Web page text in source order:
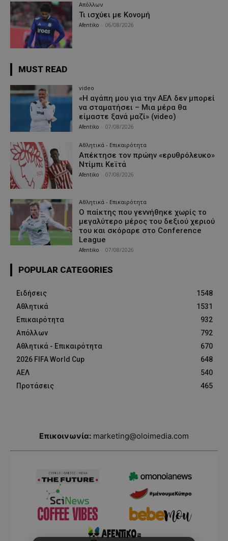
Απόλλων
Τι ισχύει με Κονομή
Afentiko 06/08/2026
MUST READ
video
«Η αγάπη μου για την ΑΕΛ δεν μπορεί
να σταματήσει – Μια μέρα θα
είμαστε ξανά μαζί» (video)
Afentiko 07/08/2026
Αθλητικά - Επικαιρότητα
Απέκτησε τον πρώην «ερυθρόλευκο»
Ντίμπι Κεϊτά
Afentiko 07/08/2026
Αθλητικά - Επικαιρότητα
Ο παίκτης που γεννήθηκε χωρίς το
μεγαλύτερο μέρος του δεξιού χεριού
του και σκόραρε στο Conference
League
Afentiko 07/08/2026
POPULAR CATEGORIES
Ειδήσεις
1548
Αθλητικά
1531
Επικαιρότητα
932
Απόλλων
792
Αθλητικά - Επικαιρότητα
670
2026 FIFA World Cup
648
ΑΕΛ
540
Προτάσεις
465
Επικοινωνία: marketing@oloimedia.com